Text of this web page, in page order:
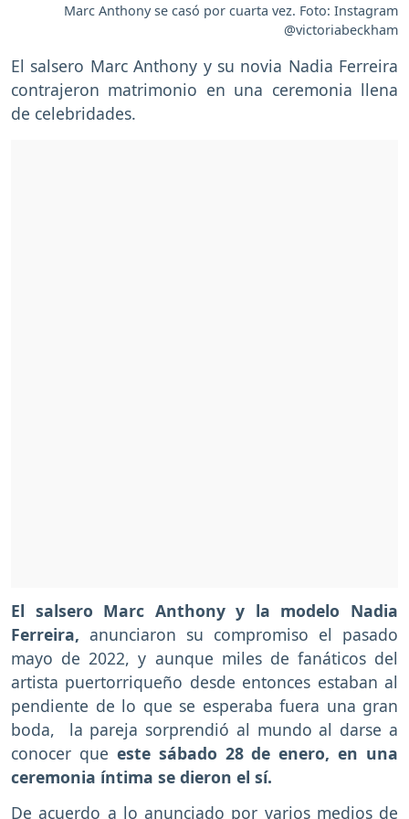
Marc Anthony se casó por cuarta vez. Foto: Instagram
@victoriabeckham
El salsero Marc Anthony y su novia Nadia Ferreira
contrajeron matrimonio en una ceremonia llena
de celebridades.
El salsero Marc Anthony y la modelo Nadia
Ferreira, anunciaron su compromiso el pasado
mayo de 2022, y aunque miles de fanáticos del
artista puertorriqueño desde entonces estaban al
pendiente de lo que se esperaba fuera una gran
boda, la pareja sorprendió al mundo al darse a
conocer que este sábado 28 de enero, en una
ceremonia íntima se dieron el sí.
De acuerdo a lo anunciado por varios medios de